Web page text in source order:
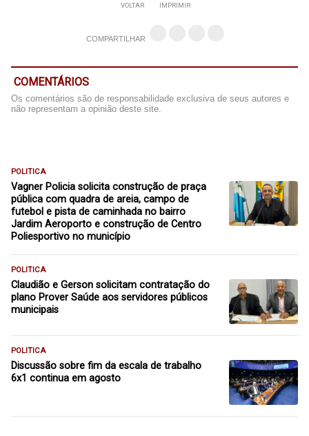
VOLTAR IMPRIMIR
COMPARTILHAR
COMENTÁRIOS
Os comentários são de responsabilidade exclusiva de seus autores e
não representam a opinião deste site.
POLITICA
Vagner Policia solicita construção de praça
pública com quadra de areia, campo de
futebol e pista de caminhada no bairro
Jardim Aeroporto e construção de Centro
Poliesportivo no município
POLITICA
Claudião e Gerson solicitam contratação do
plano Prover Saúde aos servidores públicos
municipais
POLITICA
Discussão sobre fim da escala de trabalho
6x1 continua em agosto